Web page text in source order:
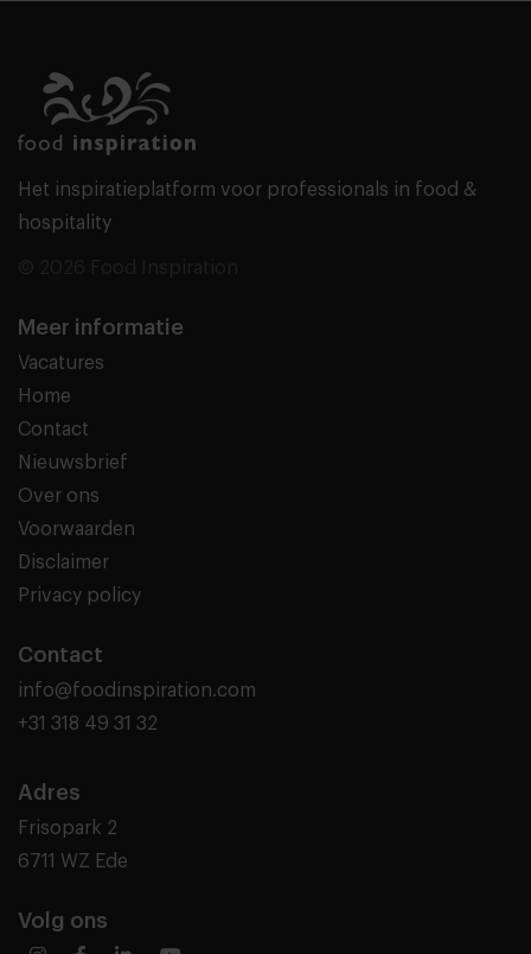
Het inspiratieplatform voor professionals in food &
hospitality
Meer informatie
Vacatures
Home
Contact
Nieuwsbrief
Over ons
Voorwaarden
Disclaimer
Privacy policy
Contact
info@foodinspiration.com
+31 318 49 31 32
Adres
Frisopark 2
6711 WZ Ede
Volg ons